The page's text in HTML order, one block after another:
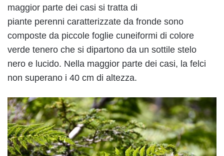
maggior parte dei casi si tratta di
piante perenni caratterizzate da fronde sono
composte da piccole foglie cuneiformi di colore
verde tenero che si dipartono da un sottile stelo
nero e lucido. Nella maggior parte dei casi, la felci
non superano i 40 cm di altezza.